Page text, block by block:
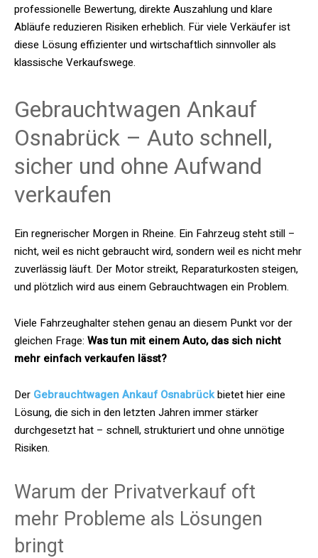
professionelle Bewertung, direkte Auszahlung und klare
Abläufe reduzieren Risiken erheblich. Für viele Verkäufer ist
diese Lösung effizienter und wirtschaftlich sinnvoller als
klassische Verkaufswege.
Gebrauchtwagen Ankauf
Osnabrück – Auto schnell,
sicher und ohne Aufwand
verkaufen
Ein regnerischer Morgen in Rheine. Ein Fahrzeug steht still –
nicht, weil es nicht gebraucht wird, sondern weil es nicht mehr
zuverlässig läuft. Der Motor streikt, Reparaturkosten steigen,
und plötzlich wird aus einem Gebrauchtwagen ein Problem.
Viele Fahrzeughalter stehen genau an diesem Punkt vor der
gleichen Frage: Was tun mit einem Auto, das sich nicht
mehr einfach verkaufen lässt?
Der Gebrauchtwagen Ankauf Osnabrückbietet hier eine
Lösung, die sich in den letzten Jahren immer stärker
durchgesetzt hat – schnell, strukturiert und ohne unnötige
Risiken.
Warum der Privatverkauf oft
mehr Probleme als Lösungen
bringt